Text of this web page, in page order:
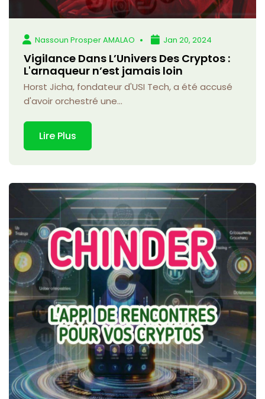
Nassoun Prosper AMALAO Jan 20, 2024
Vigilance Dans L’Univers Des Cryptos :
L'arnaqueur n’est jamais loin
Horst Jicha, fondateur d'USI Tech, a été accusé
d'avoir orchestré une...
Lire Plus